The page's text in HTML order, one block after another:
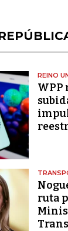
REINO
WPP
ruta